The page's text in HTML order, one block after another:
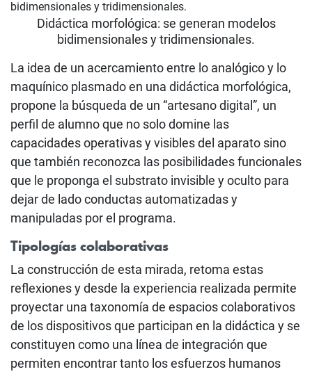
Didáctica morfológica: se generan modelos
bidimensionales y tridimensionales.
La idea de un acercamiento entre lo analógico y lo
maquínico plasmado en una didáctica morfológica,
propone la búsqueda de un “artesano digital”, un
perfil de alumno que no solo domine las
capacidades operativas y visibles del aparato sino
que también reconozca las posibilidades funcionales
que le proponga el substrato invisible y oculto para
dejar de lado conductas automatizadas y
manipuladas por el programa.
Tipologías colaborativas
La construcción de esta mirada, retoma estas
reflexiones y desde la experiencia realizada permite
proyectar una taxonomía de espacios colaborativos
de los dispositivos que participan en la didáctica y se
constituyen como una línea de integración que
permiten encontrar tanto los esfuerzos humanos